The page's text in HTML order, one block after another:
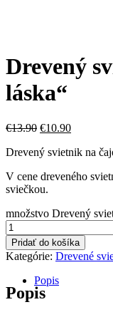
Drevený
láska“
€13.90 €10.90
Drevený svietnik na
V cene dreveného
sviečkou.
množstvo Drevený
Pridať do košíka
Kategórie: Drevené
Popis
Popis